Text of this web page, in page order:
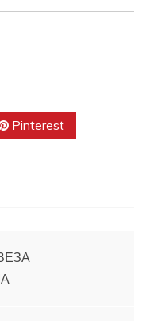
Pinterest